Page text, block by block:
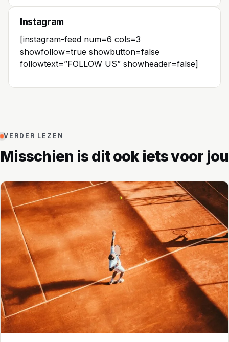
Instagram
[instagram-feed num=6 cols=3
showfollow=true showbutton=false
followtext=”FOLLOW US” showheader=false]
VERDER LEZEN
Misschien is dit ook iets voor jou